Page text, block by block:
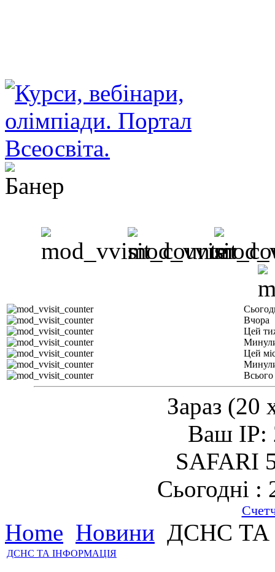
Вчора
Цей
Цей
Всього
Зараз (20
Ваш IP:
SAFARI
Сьогодні :
Home Новини ДСНС ТА
ДСНС ТА ІНФОРМАЦІЯ